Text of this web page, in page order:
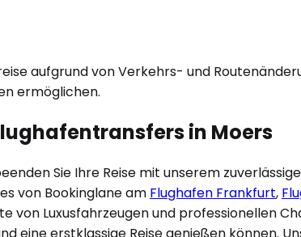
aufgrund von Verkehrs- und
ermöglichen.
in Moers
Sie Ihre Reise mit unserem
von Bookinglane am Flughafen Frankfurt,
von Luxusfahrzeugen und professionellen
eine erstklassige Reise genießen können.